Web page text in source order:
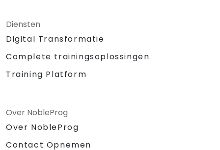
Diensten
Digital Transformatie
Complete trainingsoplossingen
Training Platform
Over NobleProg
Over NobleProg
Contact Opnemen